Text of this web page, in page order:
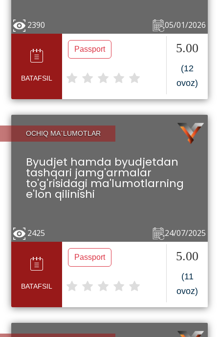
05/01/2026
2390
BATAFSIL
Passport 5.00
(12
ovoz)
OCHIQ MA`LUMOTLAR
Byudjet hamda byudjetdan
tashqari jamg'armalar
to'g'risidagi ma'lumotlarning
e'lon qilinishi
24/07/2025
2425
BATAFSIL
Passport 5.00
(11
ovoz)